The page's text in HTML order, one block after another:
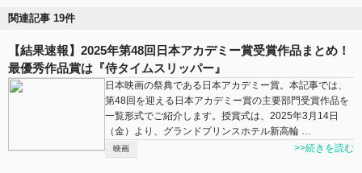
関連記事 19件
【結果速報】2025年第48回日本アカデミー賞受賞作品まとめ！
最優秀作品賞は『侍タイムスリッパー』
日本映画の祭典である日本アカデミー賞。本記事では、
第48回を迎える日本アカデミー賞の主要部門受賞作品を
一覧形式でご紹介します。授賞式は、2025年3月14日
（金）より、グランドプリンスホテル新高輪 …
映画 >>続きを読む